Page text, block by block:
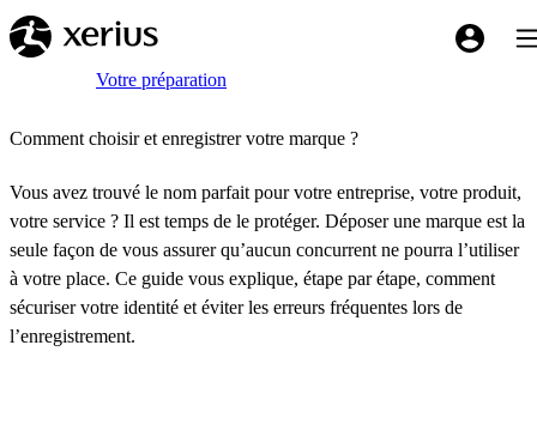
Sauter au contenu principal
My
Breadcrumb
AccueilVotre préparation
Comment choisir et enregistrer votre marque ?
Vous avez trouvé le nom parfait pour votre entreprise, votre produit,
votre service ? Il est temps de le protéger. Déposer une marque est la
seule façon de vous assurer qu’aucun concurrent ne pourra l’utiliser
à votre place. Ce guide vous explique, étape par étape, comment
sécuriser votre identité et éviter les erreurs fréquentes lors de
l’enregistrement.